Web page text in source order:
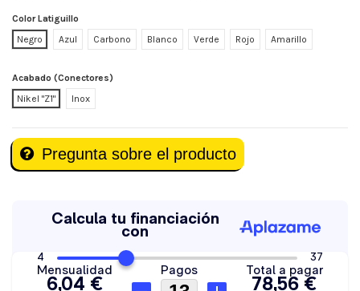
Color Latiguillo
Negro
Azul Carbono Blanco Verde Rojo Amarillo
Acabado (Conectores)
Nikel "Z1"
Inox
Pregunta sobre el producto